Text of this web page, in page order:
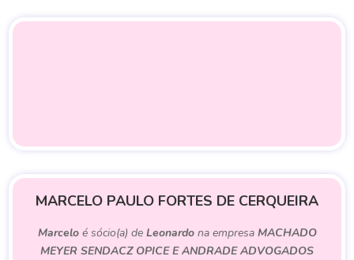
MARCELO PAULO FORTES DE CERQUEIRA
Marceloé sócio(a) de Leonardona empresa MACHADO
MEYER SENDACZ OPICE E ANDRADE ADVOGADOS